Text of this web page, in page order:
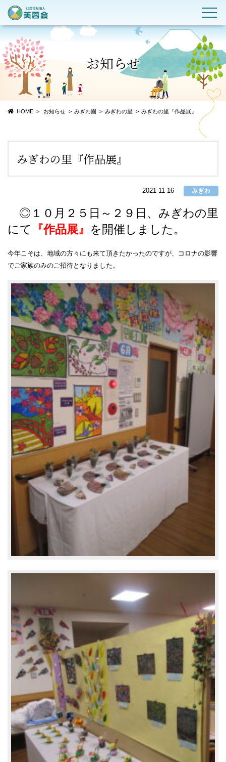
お知らせ
HOME お知らせ みぎわ園 みぎわの里 みぎわの里『作品展』
みぎわの里『作品展』
2021-11-16
◎１０月２５日～２９日、みぎわの里
にて
『作品展』 を開催しました。
今年こそは、地域の方々にも来て頂きたかったのですが、コロナの影響
でご家族のみのご招待となりました。